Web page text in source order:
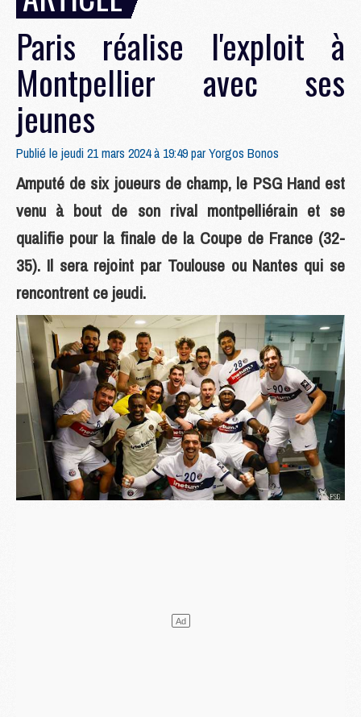
Paris réalise l'exploit à
Montpellier avec ses
jeunes
Publié le jeudi 21 mars 2024 à 19:49 parYorgos Bonos
Amputé de six joueurs de champ, le PSG Hand est
venu à bout de son rival montpelliérain et se
qualifie pour la finale de la Coupe de France (32-
35). Il sera rejoint par Toulouse ou Nantes qui se
rencontrent ce jeudi.